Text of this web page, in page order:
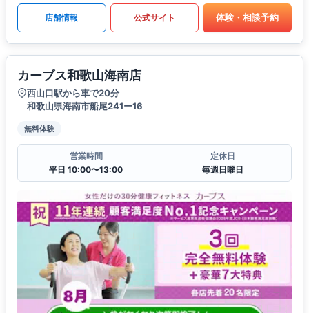
店舗情報 公式サイト 体験・相談予約
カーブス和歌山海南店
西山口駅から車で20分
和歌山県海南市船尾241ー16
無料体験
営業時間
平日 10:00〜13:00
定休日
毎週日曜日